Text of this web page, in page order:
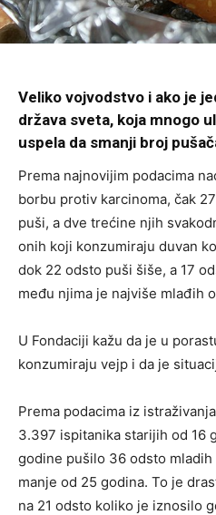
Veliko vojvodstvo i ako je
država sveta, koja mnogo
uspela da smanji broj
Prema najnovijim podacima
borbu protiv karcinoma, čak
puši, a dve trećine njih
onih koji konzumiraju duvan
dok 22 odsto puši šiše, a 17
među njima je najviše mlađih
U Fondaciji kažu da je u
konzumiraju vejp i da je
Prema podacima iz
3.397 ispitanika starijih od 16
godine pušilo 36 odsto
manje od 25 godina. To je
na 21 odsto koliko je iznosilo